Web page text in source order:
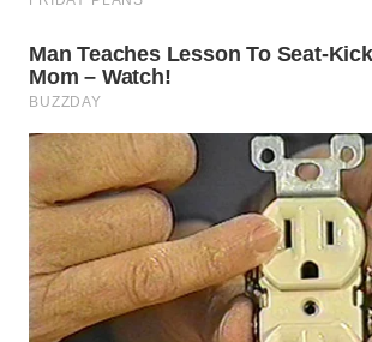
SERDANG
TEBING
TINGGI
WN
PAKPAK
WN